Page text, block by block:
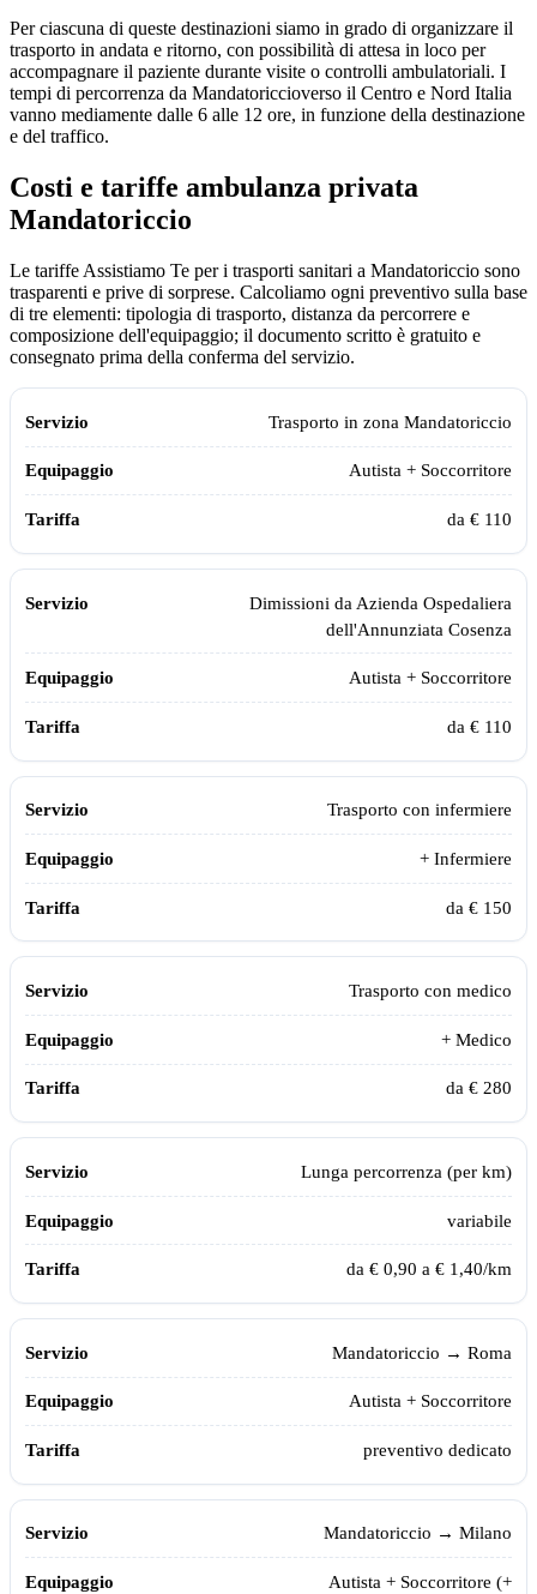
Per ciascuna di queste destinazioni siamo in grado di organizzare il
trasporto in andata e ritorno, con possibilità di attesa in loco per
accompagnare il paziente durante visite o controlli ambulatoriali. I
tempi di percorrenza da Mandatoriccioverso il Centro e Nord Italia
vanno mediamente dalle 6 alle 12 ore, in funzione della destinazione
e del traffico.
Costi e tariffe ambulanza privata
Mandatoriccio
Le tariffe Assistiamo Te per i trasporti sanitari a Mandatoriccio sono
trasparenti e prive di sorprese. Calcoliamo ogni preventivo sulla base
di tre elementi: tipologia di trasporto, distanza da percorrere e
composizione dell'equipaggio; il documento scritto è gratuito e
consegnato prima della conferma del servizio.
Servizio
Trasporto in zona Mandatoriccio
Autista + Soccorritore
da € 110
Dimissioni da Azienda Ospedaliera
dell'Annunziata Cosenza
Autista + Soccorritore
da € 110
Trasporto con infermiere
+ Infermiere
da € 150
Trasporto con medico
+ Medico
da € 280
Lunga percorrenza (per km)
variabile
da € 0,90 a € 1,40/km
Mandatoriccio → Roma
Autista + Soccorritore
preventivo dedicato
Mandatoriccio → Milano
Autista + Soccorritore (+